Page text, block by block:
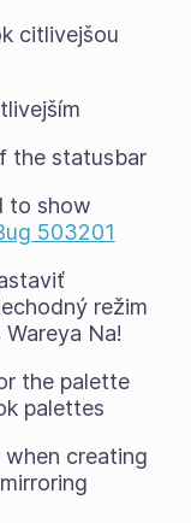
citlivejšou
the statusbar
to show
503201
režim
Na!
the palette
palettes
when creating